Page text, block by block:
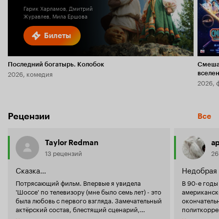
Билеты
Гарик Харламов, Дмитрий
Журавлев, Мила Ершова
Последний богатырь. Колобок
2026, комедия
2026,
Рецензии Все
Taylor Redman
13 рецензий
Сказка...
Потрясающий фильм. Впервые я увидела
'Шоссе' по телевизору (мне было семь лет) - это
была любовь с первого взгляда. Замечательный
актёрский состав, блестящий сценарий,
Недобрая
В 90-е